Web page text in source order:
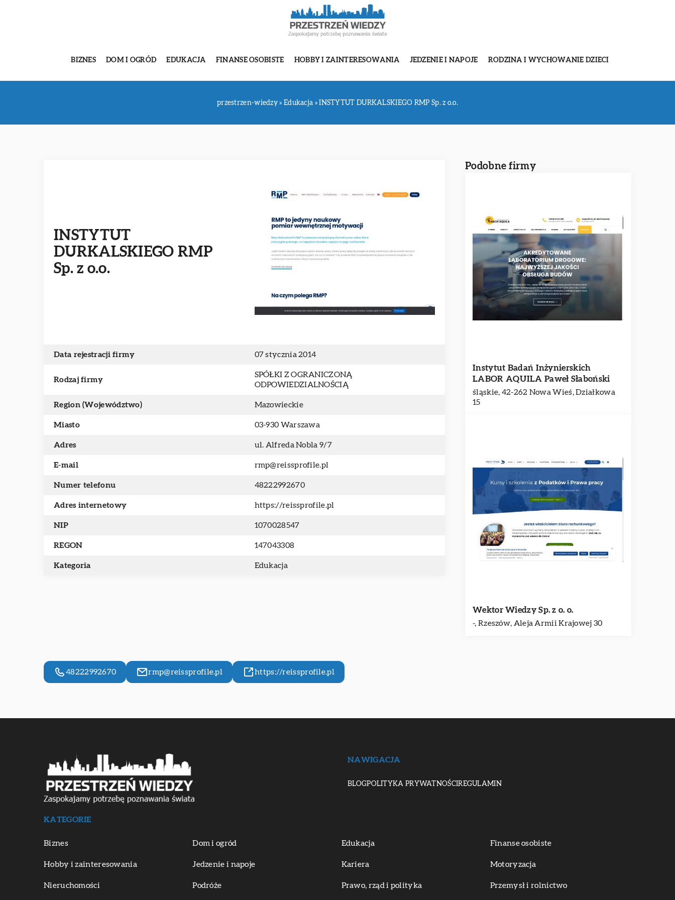
BIZNES DOM I OGRÓD EDUKACJA FINANSE OSOBISTE HOBBY I ZAINTERESOWANIA JEDZENIE I NAPOJE RODZINA I WYCHOWANIE DZIECI
przestrzen-wiedzy » Edukacja »INSTYTUT DURKALSKIEGO RMP Sp. z o.o.
INSTYTUT
DURKALSKIEGO RMP
Sp. z o.o.
Data rejestracji firmy 07 stycznia 2014
Rodzaj firmy
SPÓŁKI Z OGRANICZONĄ
ODPOWIEDZIALNOŚCIĄ
Region (Województwo) Mazowieckie
Miasto 03-930 Warszawa
Adres ul. Alfreda Nobla 9/7
E-mail rmp@reissprofile.pl
Numer telefonu 48222992670
Adres internetowy https://reissprofile.pl
NIP 1070028547
REGON 147043308
Kategoria Edukacja
Podobne firmy
Instytut Badań Inżynierskich
LABOR AQUILA Paweł Słaboński
śląskie, 42-262 Nowa Wieś, Działkowa
15
Wektor Wiedzy Sp. z o. o.
-, Rzeszów, Aleja Armii Krajowej 30
48222992670 rmp@reissprofile.pl https://reissprofile.pl
NAWIGACJA
BLOGPOLITYKA PRYWATNOŚCIREGULAMIN
KATEGORIE
Biznes Dom i ogród Edukacja Finanse osobiste
Hobby i zainteresowania Jedzenie i napoje Kariera Motoryzacja
Nieruchomości Podróże Prawo, rząd i polityka Przemysł i rolnictwo